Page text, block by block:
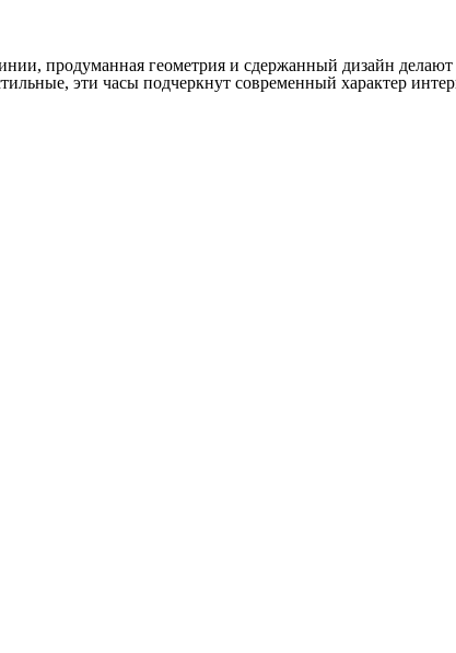
продуманная геометрия и сдержанный дизайн
эти часы подчеркнут современный характер